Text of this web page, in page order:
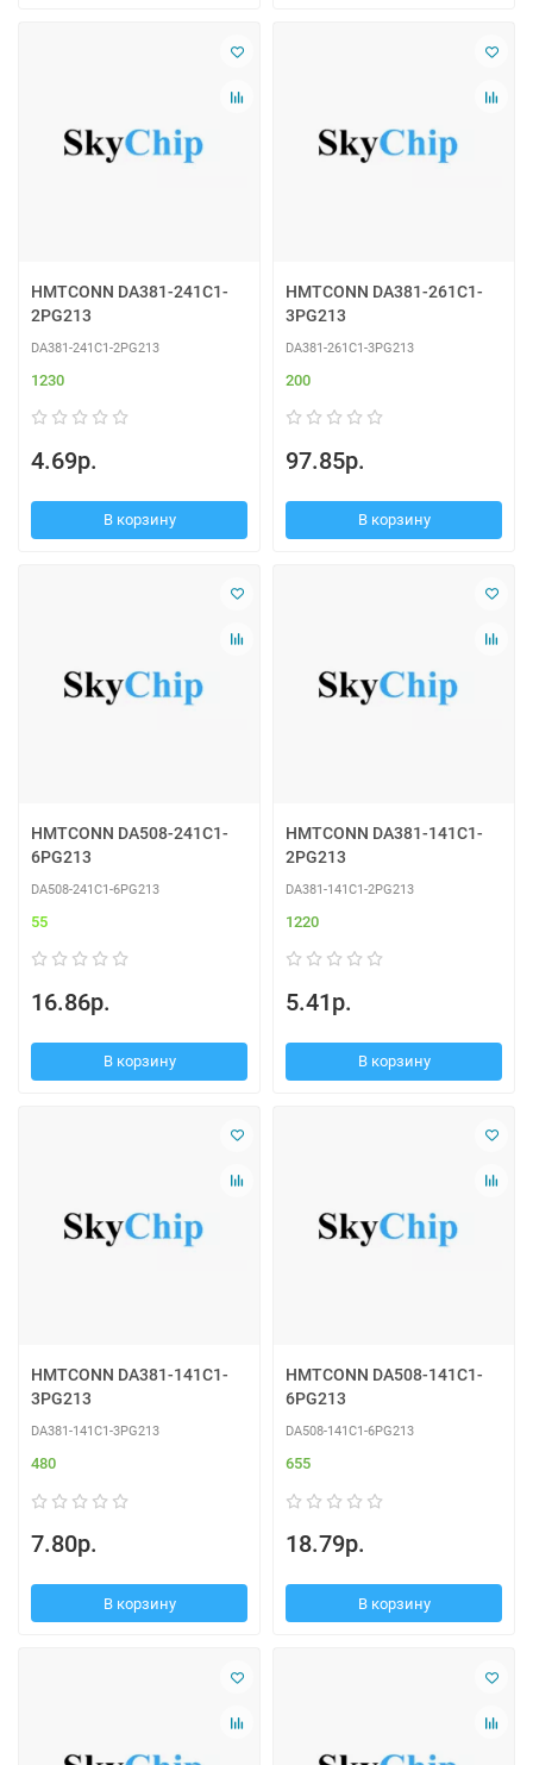
HMTCONN DA381-241C1-
2PG213
DA381-241C1-2PG213
1230
4.69р.
В корзину
HMTCONN DA381-261C1-
3PG213
DA381-261C1-3PG213
200
97.85р.
В корзину
HMTCONN DA508-241C1-
6PG213
DA508-241C1-6PG213
55
16.86р.
В корзину
HMTCONN DA381-141C1-
2PG213
DA381-141C1-2PG213
1220
5.41р.
В корзину
HMTCONN DA381-141C1-
3PG213
DA381-141C1-3PG213
480
7.80р.
В корзину
HMTCONN DA508-141C1-
6PG213
DA508-141C1-6PG213
655
18.79р.
В корзину